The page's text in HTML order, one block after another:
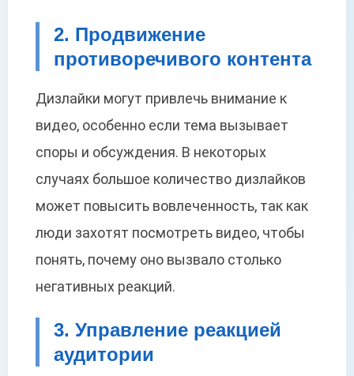
2. Продвижение
противоречивого контента
Дизлайки могут привлечь внимание к
видео, особенно если тема вызывает
споры и обсуждения. В некоторых
случаях большое количество дизлайков
может повысить вовлеченность, так как
люди захотят посмотреть видео, чтобы
понять, почему оно вызвало столько
негативных реакций.
3. Управление реакцией
аудитории